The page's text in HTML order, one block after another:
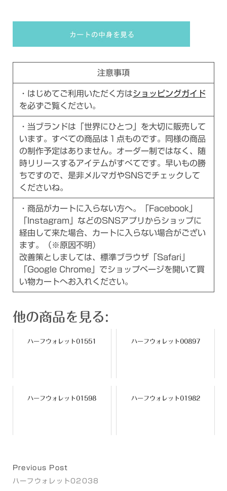
注意事項
・はじめてご利用いただく方はショッピングガイド
を必ずご覧ください。
・当ブランドは「世界にひとつ」を大切に販売して
います。すべての商品は１点ものです。同様の商品
の制作予定はありません。オーダー制ではなく、随
時リリースするアイテムがすべてです。早いもの勝
ちですので、是非メルマガやSNSでチェックして
くださいね。
・商品がカートに入らない方へ。「Facebook」
「Instagram」などのSNSアプリからショップに
経由して来た場合、カートに入らない場合がござい
ます。（※原因不明）
改善策としましては、標準ブラウザ「Safari」
「Google Chrome」でショップページを開いて買
い物カートへお入れください。
他の商品を見る:
ハーフウォレット01551 ハーフウォレット00897
ハーフウォレット01598 ハーフウォレット01982
Previous Post
ハーフウォレット02038